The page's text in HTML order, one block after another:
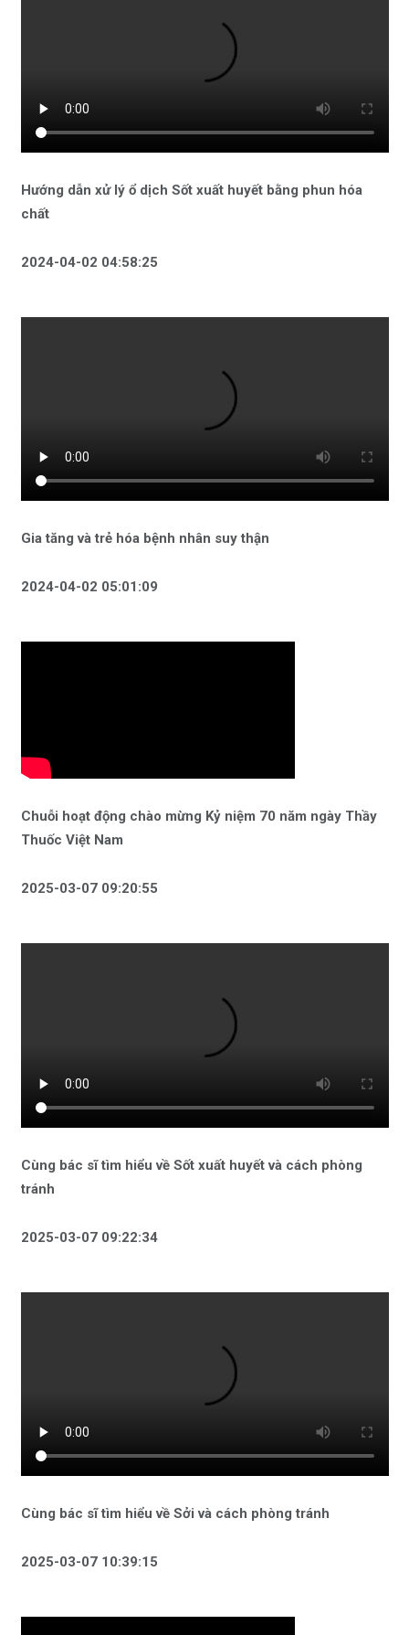
Hướng dẫn xử lý ổ dịch Sốt xuất huyết bằng phun hóa
chất
2024-04-02 04:58:25
Gia tăng và trẻ hóa bệnh nhân suy thận
2024-04-02 05:01:09
Chuỗi hoạt động chào mừng Kỷ niệm 70 năm ngày Thầy
Thuốc Việt Nam
2025-03-07 09:20:55
Cùng bác sĩ tìm hiểu về Sốt xuất huyết và cách phòng
tránh
2025-03-07 09:22:34
Cùng bác sĩ tìm hiểu về Sởi và cách phòng tránh
2025-03-07 10:39:15